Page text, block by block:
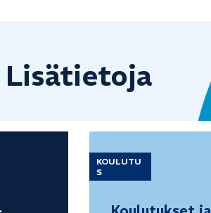
Lisätietoja
KOULUTU
S